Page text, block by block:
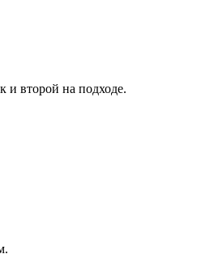
и второй на подходе.